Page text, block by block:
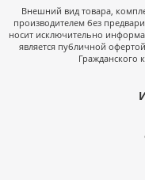
Внешний вид товара,
производителем без
носит исключительно
является публичной
Гражданского